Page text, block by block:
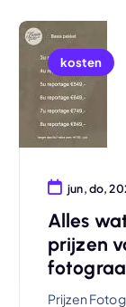
kosten
jun, do,
Alles
prijzen
Prijzen